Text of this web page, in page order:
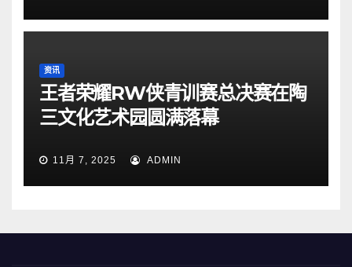
资讯
王者荣耀RW侠青训赛总决赛在陶
三文化艺术园圆满落幕
11月 7, 2025 ADMIN